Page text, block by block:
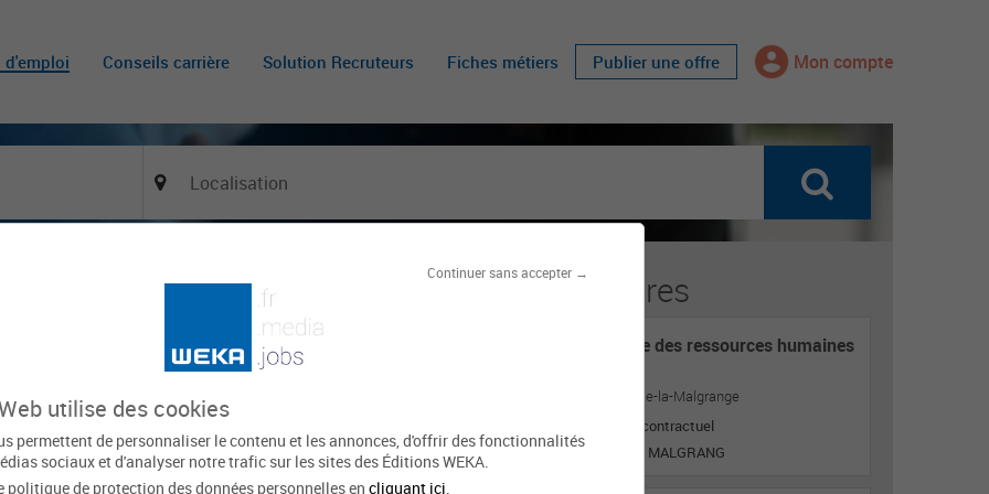
Continuer sans accepter →
utilise des cookies
permettent de personnaliser le contenu et les annonces, d'offrir des fonctionnalités
sociaux et d'analyser notre trafic sur les sites des Éditions WEKA.
politique de protection des données personnelles en cliquant ici
d'emploi Conseils carrière Solution Recruteurs Fiches métiers Publier une offre Mon compte
civil, Élections, Titres d’identité et Funéraire
Le 20 mai 153 vues
Domaine d'activité Métier
Offres similaires
Responsable des ressources humaines
Mairie de Jarville-la-Malgrange
Titulaire ou contractuel
JARVILLE LA MALGRANG